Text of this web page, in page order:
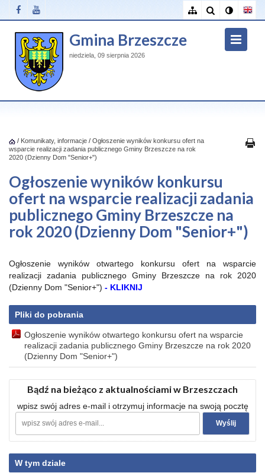
Gmina Brzeszcze
niedziela, 09 sierpnia 2026
/ Komunikaty, informacje / Ogłoszenie wyników konkursu ofert na
wsparcie realizacji zadania publicznego Gminy Brzeszcze na rok
2020 (Dzienny Dom "Senior+")
Ogłoszenie wyników konkursu
ofert na wsparcie realizacji zadania
publicznego Gminy Brzeszcze na
rok 2020 (Dzienny Dom "Senior+")
Ogłoszenie wyników otwartego konkursu ofert na wsparcie
realizacji zadania publicznego Gminy Brzeszcze na rok 2020
(Dzienny Dom "Senior+") - KLIKNIJ
Pliki do pobrania
Ogłoszenie wyników otwartego konkursu ofert na wsparcie
realizacji zadania publicznego Gminy Brzeszcze na rok 2020
(Dzienny Dom "Senior+")
Bądź na bieżąco z aktualnościami w Brzeszczach
wpisz swój adres e-mail i otrzymuj informacje na swoją pocztę
W tym dziale